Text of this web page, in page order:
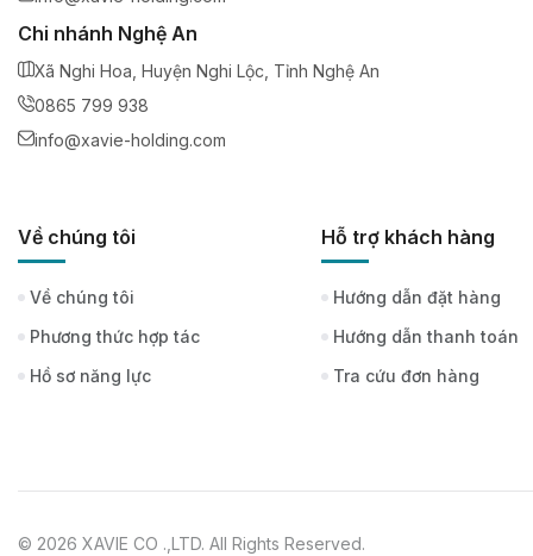
Chi nhánh Nghệ An
Xã Nghi Hoa, Huyện Nghi Lộc, Tỉnh Nghệ An
0865 799 938
info@xavie-holding.com
Về chúng tôi
Về chúng tôi
Phương thức hợp tác
Hồ sơ năng lực
Hỗ trợ khách hàng
Hướng dẫn đặt hàng
Hướng dẫn thanh toán
Tra cứu đơn hàng
© 2026 XAVIE CO .,LTD. All Rights Reserved.